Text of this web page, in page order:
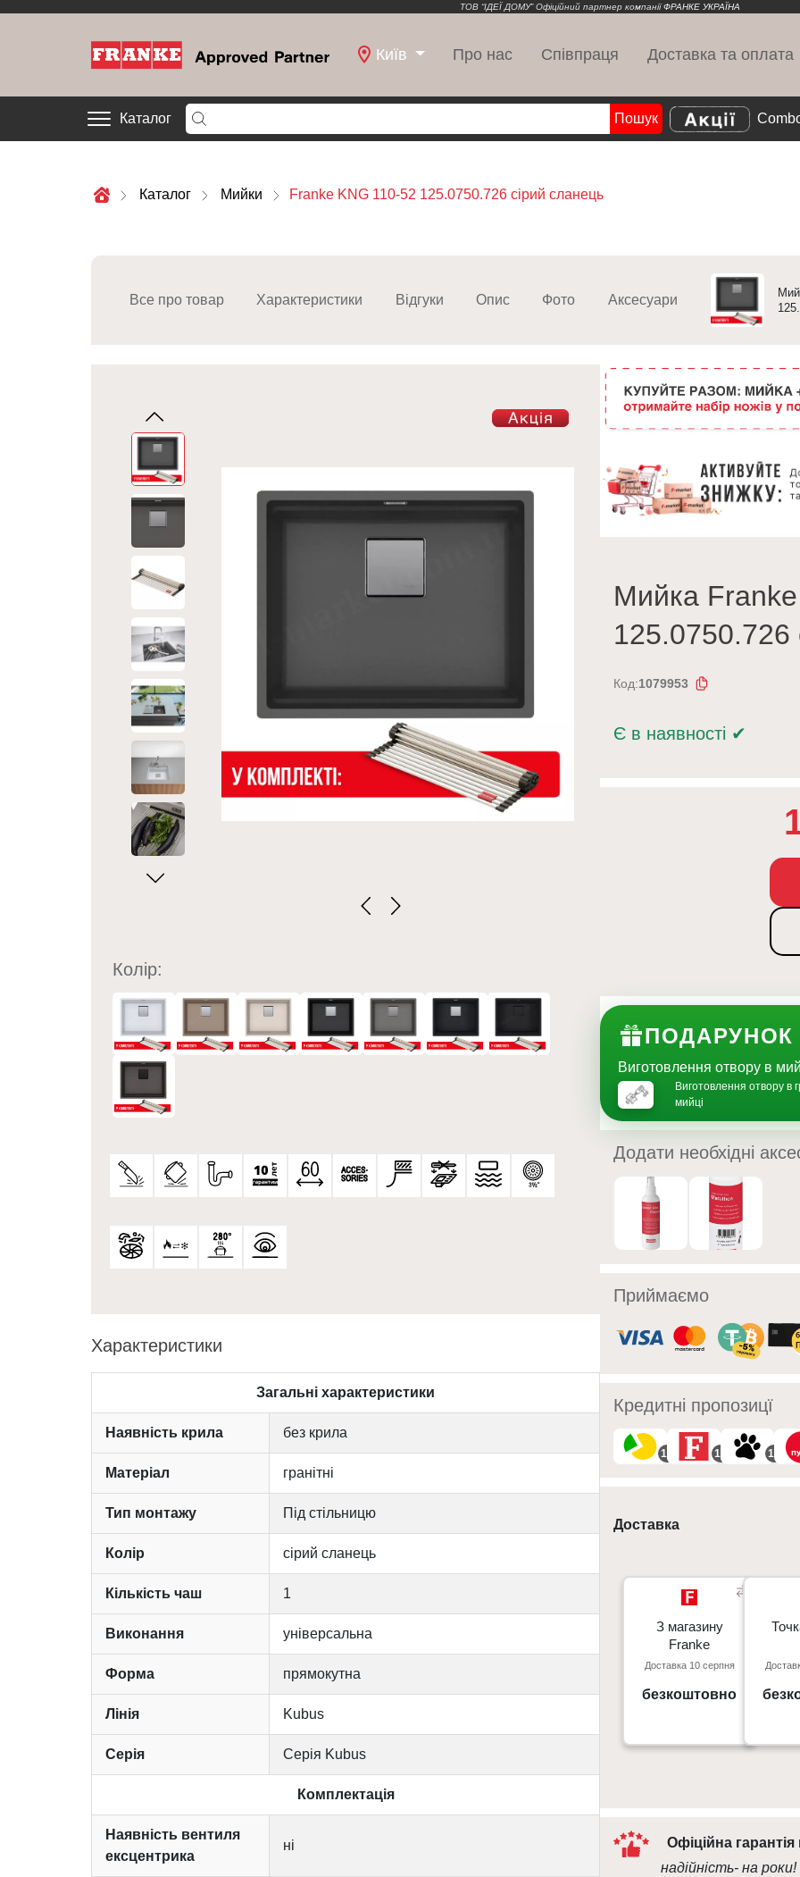
ТОВ “ІДЕЇ ДОМУ” Офіційний партнер компаніїФРАНКЕ УКРАЇНА
Київ Про нас Співпраця Доставка та оплата
Каталог Пошук
Каталог Мийки Franke KNG 110-52 125.0750.726 сірий сланець
Все про товар Характеристики Відгуки Опис Фото Аксесуари
Колір:
Характеристики
Загальні характеристики
Наявність крила без крила
Матеріал гранітні
Тип монтажу Під стільницю
Колір сірий сланець
Кількість чаш 1
Виконання універсальна
Форма прямокутна
Лінія Kubus
Серія Серія Kubus
Комплектація
Наявність вентиля
ексцентрика
ні
Мийка
125.0750.726
Код:1079953
Є в наявності ✔
ПОДАРУНОК
Виготовлення отвору в
Виготовлення отвору в
мийці
Додати необхідні
Приймаємо
Кредитні пропозицї
10 10 10
Доставка
З магазину
Franke
Доставка 10 серпня
безкоштовно
З магазину
Franke
Київ, пр. С. Бандери 23, ТЦ
Gorodok Gallery
м. Київ
Офіційна
надійність- на роки!